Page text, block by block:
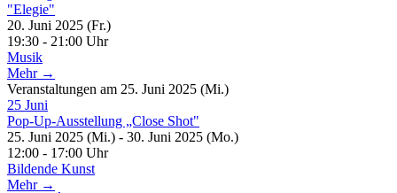
"Elegie"
20. Juni 2025 (Fr.)
19:30 - 21:00 Uhr
Musik
Mehr →
Veranstaltungen am 25. Juni 2025 (Mi.)
25 Juni
Pop-Up-Ausstellung „Close Shot"
25. Juni 2025 (Mi.) - 30. Juni 2025 (Mo.)
12:00 - 17:00 Uhr
Bildende Kunst
Mehr →